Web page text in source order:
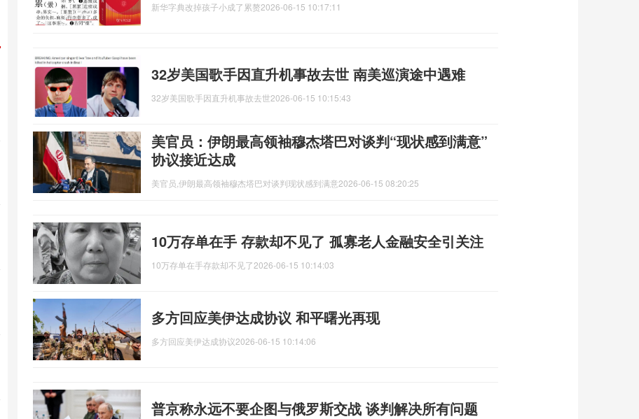
新华字典改掉孩子小成了累赘2026-06-15 10:17:11
32岁美国歌手因直升机事故去世 南美巡演途中遇难
32岁美国歌手因直升机事故去世2026-06-15 10:15:43
美官员：伊朗最高领袖穆杰塔巴对谈判“现状感到满意”
协议接近达成
美官员,伊朗最高领袖穆杰塔巴对谈判现状感到满意2026-06-15 08:20:25
10万存单在手 存款却不见了 孤寡老人金融安全引关注
10万存单在手存款却不见了2026-06-15 10:14:03
多方回应美伊达成协议 和平曙光再现
多方回应美伊达成协议2026-06-15 10:14:06
普京称永远不要企图与俄罗斯交战 谈判解决所有问题